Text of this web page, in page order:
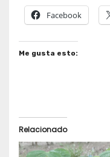
Facebook
Me gusta esto:
Relacionado